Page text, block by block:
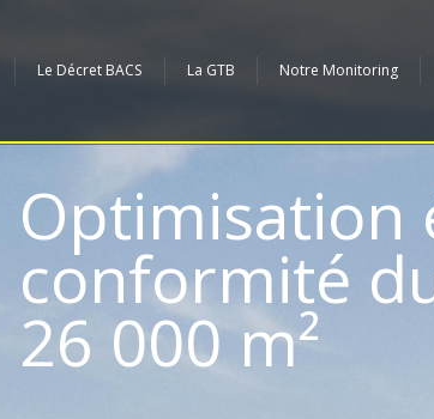
Le Décret BACS La GTB Notre Monitoring
Optimisation
conformité
26 000 m²